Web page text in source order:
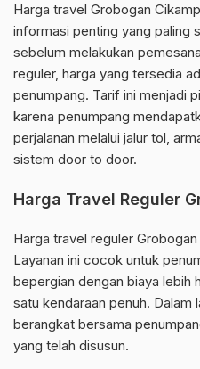
Harga travel Grobogan
informasi penting yang paling
sebelum melakukan
reguler, harga yang tersedia
penumpang. Tarif ini menjadi
karena penumpang
perjalanan melalui jalur tol,
sistem door to door.
Harga Travel Reguler
Harga travel reguler
Layanan ini cocok untuk
bepergian dengan biaya lebih
satu kendaraan penuh. Dalam
berangkat bersama
yang telah disusun.